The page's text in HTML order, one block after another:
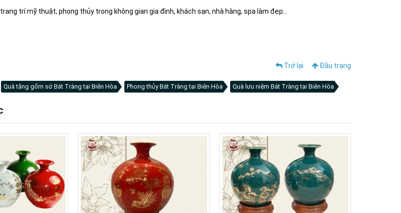
trí mỹ thuật, phong thủy trong không gian gia đình, khách sạn, nhà hàng, spa làm đẹp...
Trở lại Đầu trang
Quà tặng gốm sứ Bát Tràng tại Biên Hòa Phong thủy Bát Tràng tại Biên Hòa Quà lưu niệm Bát Tràng tại Biên Hòa